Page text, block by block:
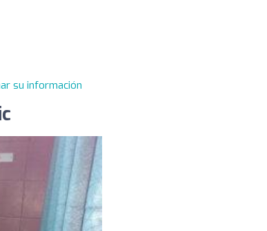
su información